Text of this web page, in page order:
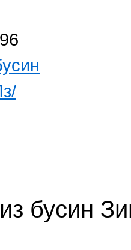
бусин